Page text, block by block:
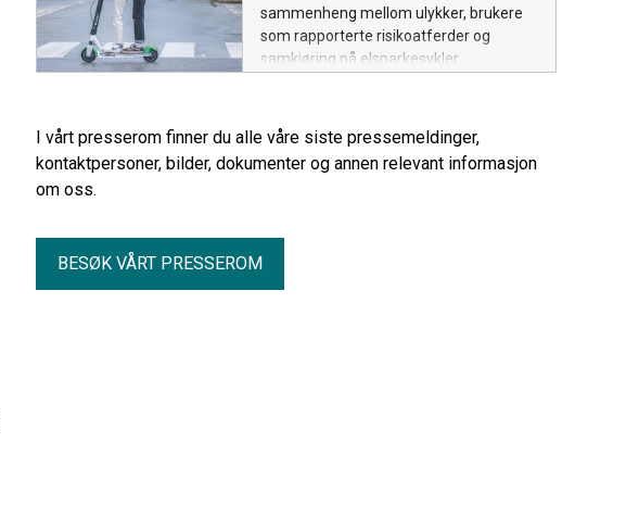
sammenheng mellom ulykker, brukere
som rapporterte risikoatferder og
samkjøring på elsparkesykler.
I vårt presserom finner du alle våre siste pressemeldinger,
kontaktpersoner, bilder, dokumenter og annen relevant informasjon
om oss.
BESØK VÅRT PRESSEROM